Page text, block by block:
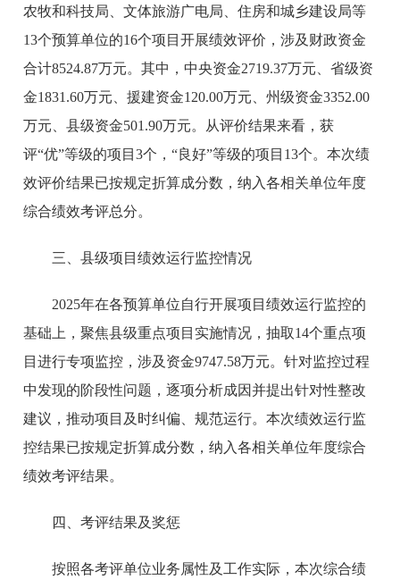
农牧和科技局、文体旅游广电局、住房和城乡建设局等
13个预算单位的16个项目开展绩效评价，涉及财政资金
合计8524.87万元。其中，中央资金2719.37万元、省级资
金1831.60万元、援建资金120.00万元、州级资金3352.00
万元、县级资金501.90万元。从评价结果来看，获
评“优”等级的项目3个，“良好”等级的项目13个。本次绩
效评价结果已按规定折算成分数，纳入各相关单位年度
综合绩效考评总分。
三、县级项目绩效运行监控情况
2025年在各预算单位自行开展项目绩效运行监控的
基础上，聚焦县级重点项目实施情况，抽取14个重点项
目进行专项监控，涉及资金9747.58万元。针对监控过程
中发现的阶段性问题，逐项分析成因并提出针对性整改
建议，推动项目及时纠偏、规范运行。本次绩效运行监
控结果已按规定折算成分数，纳入各相关单位年度综合
绩效考评结果。
四、考评结果及奖惩
按照各考评单位业务属性及工作实际，本次综合绩